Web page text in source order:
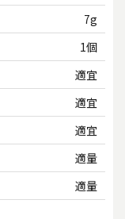
7g
1個
適宜
適宜
適宜
適量
適量